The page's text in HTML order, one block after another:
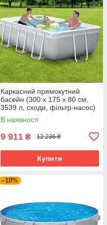
Каркасний прямокутний
басейн (300 x 175 x 80 см,
3539 л, сходи, фільтр-насос)
Intex 26784 Сірий Акція до
09.08
В наявності
9 911 ₴ 12 236 ₴
Купити
–18%